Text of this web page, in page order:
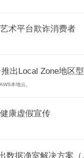
术平台欺诈消费者
出Local Zone地区
本地云。
康虚假宣传
数据净室解决方案（